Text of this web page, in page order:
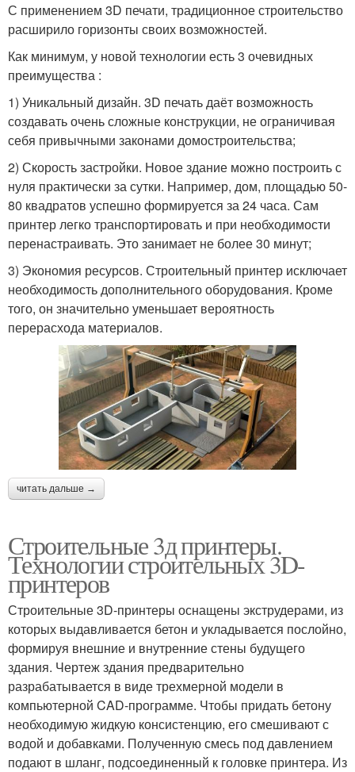
С применением 3D печати, традиционное строительство
расширило горизонты своих возможностей.
Как минимум, у новой технологии есть 3 очевидных
преимущества :
1) Уникальный дизайн. 3D печать даёт возможность
создавать очень сложные конструкции, не ограничивая
себя привычными законами домостроительства;
2) Скорость застройки. Новое здание можно построить с
нуля практически за сутки. Например, дом, площадью 50-
80 квадратов успешно формируется за 24 часа. Сам
принтер легко транспортировать и при необходимости
перенастраивать. Это занимает не более 30 минут;
3) Экономия ресурсов. Строительный принтер исключает
необходимость дополнительного оборудования. Кроме
того, он значительно уменьшает вероятность
перерасхода материалов.
читать дальше →
Строительные 3д принтеры.
Технологии строительных 3D-
принтеров
Строительные 3D-принтеры оснащены экструдерами, из
которых выдавливается бетон и укладывается послойно,
формируя внешние и внутренние стены будущего
здания. Чертеж здания предварительно
разрабатывается в виде трехмерной модели в
компьютерной CAD-программе. Чтобы придать бетону
необходимую жидкую консистенцию, его смешивают с
водой и добавками. Полученную смесь под давлением
подают в шланг, подсоединенный к головке принтера. Из